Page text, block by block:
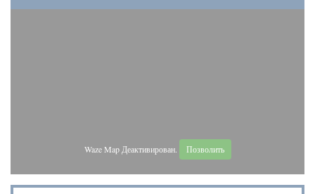
Waze Map Деактивирован. Позволить